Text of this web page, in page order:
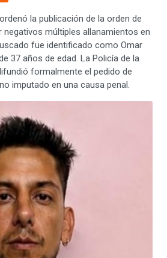
la publicación de la orden de
múltiples allanamientos en
fue identificado como Omar
37 años de edad. La Policía de la
formalmente el pedido de
imputado en una causa penal.